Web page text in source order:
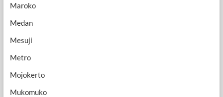
Maroko
Medan
Mesuji
Metro
Mojokerto
Mukomuko